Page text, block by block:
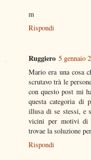
m
Rispondi
Ruggiero 5 gennaio
Mario era una cosa
scrutavo trà le
con questo post mi
questa categoria di
illusa di se stessi, e
vicini per motivi di
trovae la soluzione
Rispondi